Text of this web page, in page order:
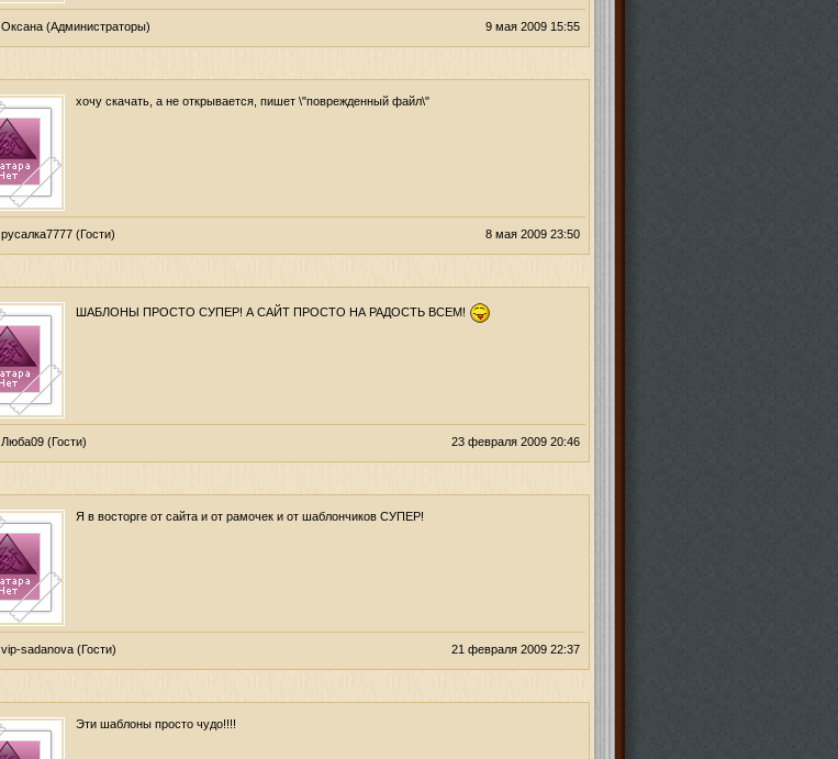
Оксана(Администраторы) 9 мая 2009 15:55
хочу скачать, а не открывается, пишет \"поврежденный файл\"
русалка7777(Гости) 8 мая 2009 23:50
ШАБЛОНЫ ПРОСТО СУПЕР! А САЙТ ПРОСТО НА РАДОСТЬ ВСЕМ!
Люба09(Гости) 23 февраля 2009 20:46
Я в восторге от сайта и от рамочек и от шаблончиков СУПЕР!
vip-sadanova(Гости) 21 февраля 2009 22:37
Эти шаблоны просто чудо!!!!